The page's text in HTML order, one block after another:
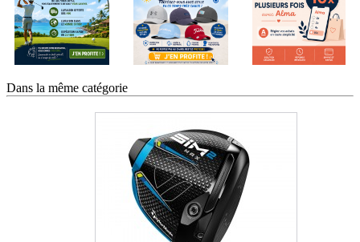
Dans la même catégorie